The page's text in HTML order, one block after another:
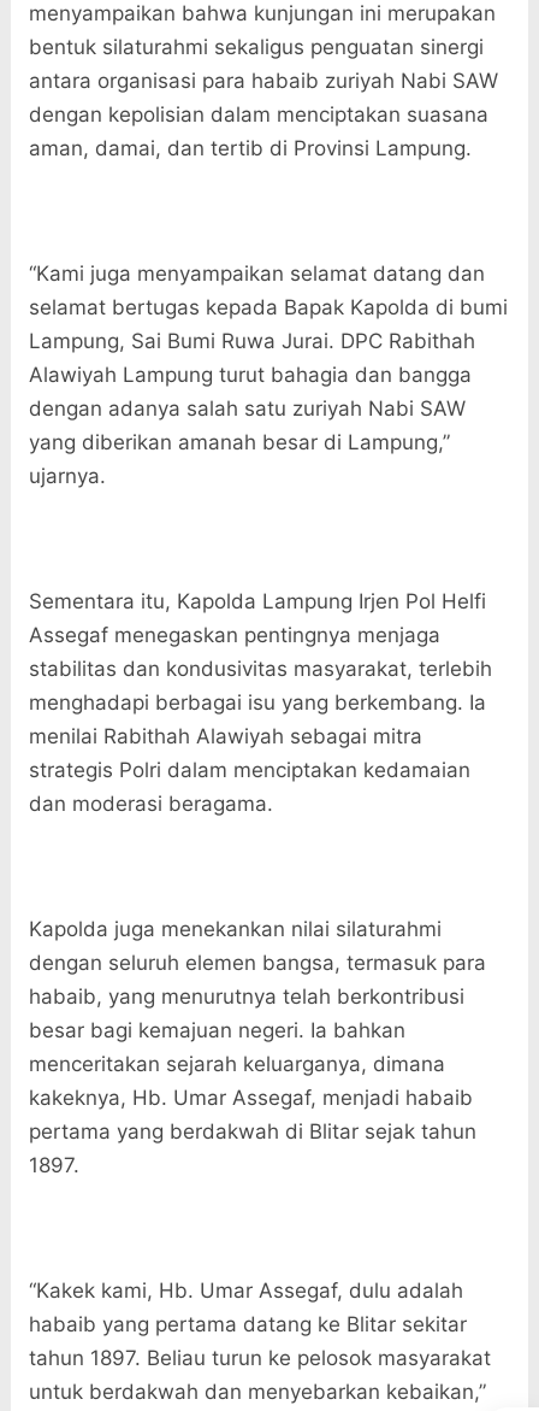
menyampaikan bahwa kunjungan ini merupakan
bentuk silaturahmi sekaligus penguatan sinergi
antara organisasi para habaib zuriyah Nabi SAW
dengan kepolisian dalam menciptakan suasana
aman, damai, dan tertib di Provinsi Lampung.
“Kami juga menyampaikan selamat datang dan
selamat bertugas kepada Bapak Kapolda di bumi
Lampung, Sai Bumi Ruwa Jurai. DPC Rabithah
Alawiyah Lampung turut bahagia dan bangga
dengan adanya salah satu zuriyah Nabi SAW
yang diberikan amanah besar di Lampung,”
ujarnya.
Sementara itu, Kapolda Lampung Irjen Pol Helfi
Assegaf menegaskan pentingnya menjaga
stabilitas dan kondusivitas masyarakat, terlebih
menghadapi berbagai isu yang berkembang. Ia
menilai Rabithah Alawiyah sebagai mitra
strategis Polri dalam menciptakan kedamaian
dan moderasi beragama.
Kapolda juga menekankan nilai silaturahmi
dengan seluruh elemen bangsa, termasuk para
habaib, yang menurutnya telah berkontribusi
besar bagi kemajuan negeri. Ia bahkan
menceritakan sejarah keluarganya, dimana
kakeknya, Hb. Umar Assegaf, menjadi habaib
pertama yang berdakwah di Blitar sejak tahun
1897.
“Kakek kami, Hb. Umar Assegaf, dulu adalah
habaib yang pertama datang ke Blitar sekitar
tahun 1897. Beliau turun ke pelosok masyarakat
untuk berdakwah dan menyebarkan kebaikan,”